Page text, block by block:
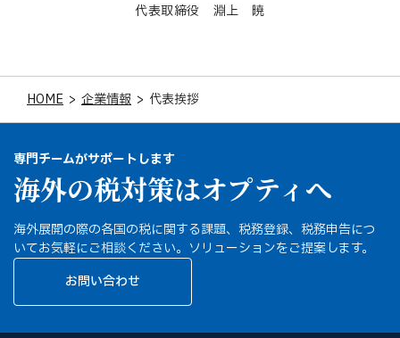
代表取締役 淵上 暁
HOME > 企業情報 > 代表挨拶
専門チームがサポートします
海外の税対策はオプティへ
海外展開の際の各国の税に関する課題、税務登録、税務申告につ
いてお気軽にご相談ください。ソリューションをご提案します。
お問い合わせ